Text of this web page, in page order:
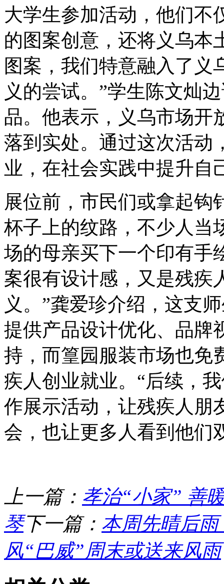
大学生参加活动，他们不
的图案创意，还将义乌本
图案，我们特意融入了义
义的尝试。”学生陈文灿
品。他表示，义乌市场开
落到实处。通过这次活动
业，在社会实践中提升自
展位前，市民们或拿起钩
杯子上的纹路，不少人当
场的母亲买下一个印有手
案很有设计感，又是残疾
义。”龚爱珍介绍，这支
提供产品设计优化、品牌
持，而篁园服装市场也免
疾人创业就业。“后续，
作展示活动，让残疾人朋
会，也让更多人看到他们
上一篇： 孝治“小家” 善
琴下一篇： 本周先晴后
风“巴威”周末或送来风雨